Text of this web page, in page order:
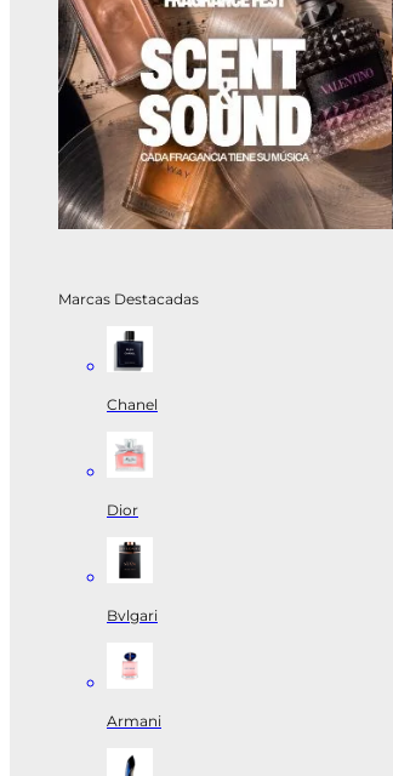
Marcas Destacadas
Chanel
Dior
Bvlgari
Armani